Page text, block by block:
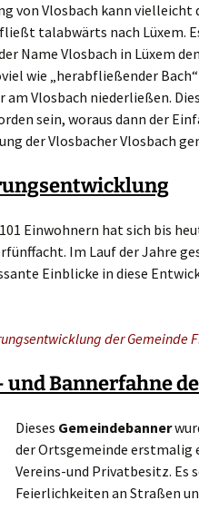
von Vlosbach kann
fließt talabwärts nach Lüxem.
Name Vlosbach in Lüxem
wie „herabfließender
am Vlosbach niederließen.
sein, woraus dann der
der Vlosbacher Vlosbach
Einwohnern hat sich bis
Im Lauf der Jahre
Einblicke in diese
der Gemeinde
und Bannerfahne
Dieses Gemeindebanner
der Ortsgemeinde erstmalig
Vereins-und Privatbesitz. Es
Feierlichkeiten an Straßen